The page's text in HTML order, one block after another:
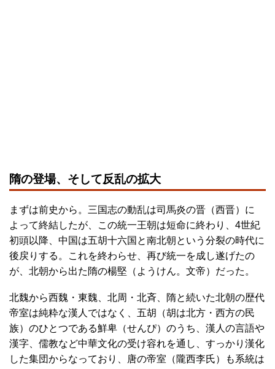
隋の登場、そして反乱の拡大
まずは前史から。三国志の動乱は司馬炎の晋（西晋）に
よって終結したが、この統一王朝は短命に終わり、4世紀
初頭以降、中国は五胡十六国と南北朝という分裂の時代に
後戻りする。これを終わらせ、再び統一を成し遂げたの
が、北朝から出た隋の楊堅（ようけん。文帝）だった。
北魏から西魏・東魏、北周・北斉、隋と続いた北朝の歴代
帝室は純粋な漢人ではなく、五胡（胡は北方・西方の民
族）のひとつである鮮卑（せんぴ）のうち、漢人の言語や
漢字、儒教など中華文化の受け容れを通し、すっかり漢化
した集団からなっており、唐の帝室（隴西李氏）も系統は